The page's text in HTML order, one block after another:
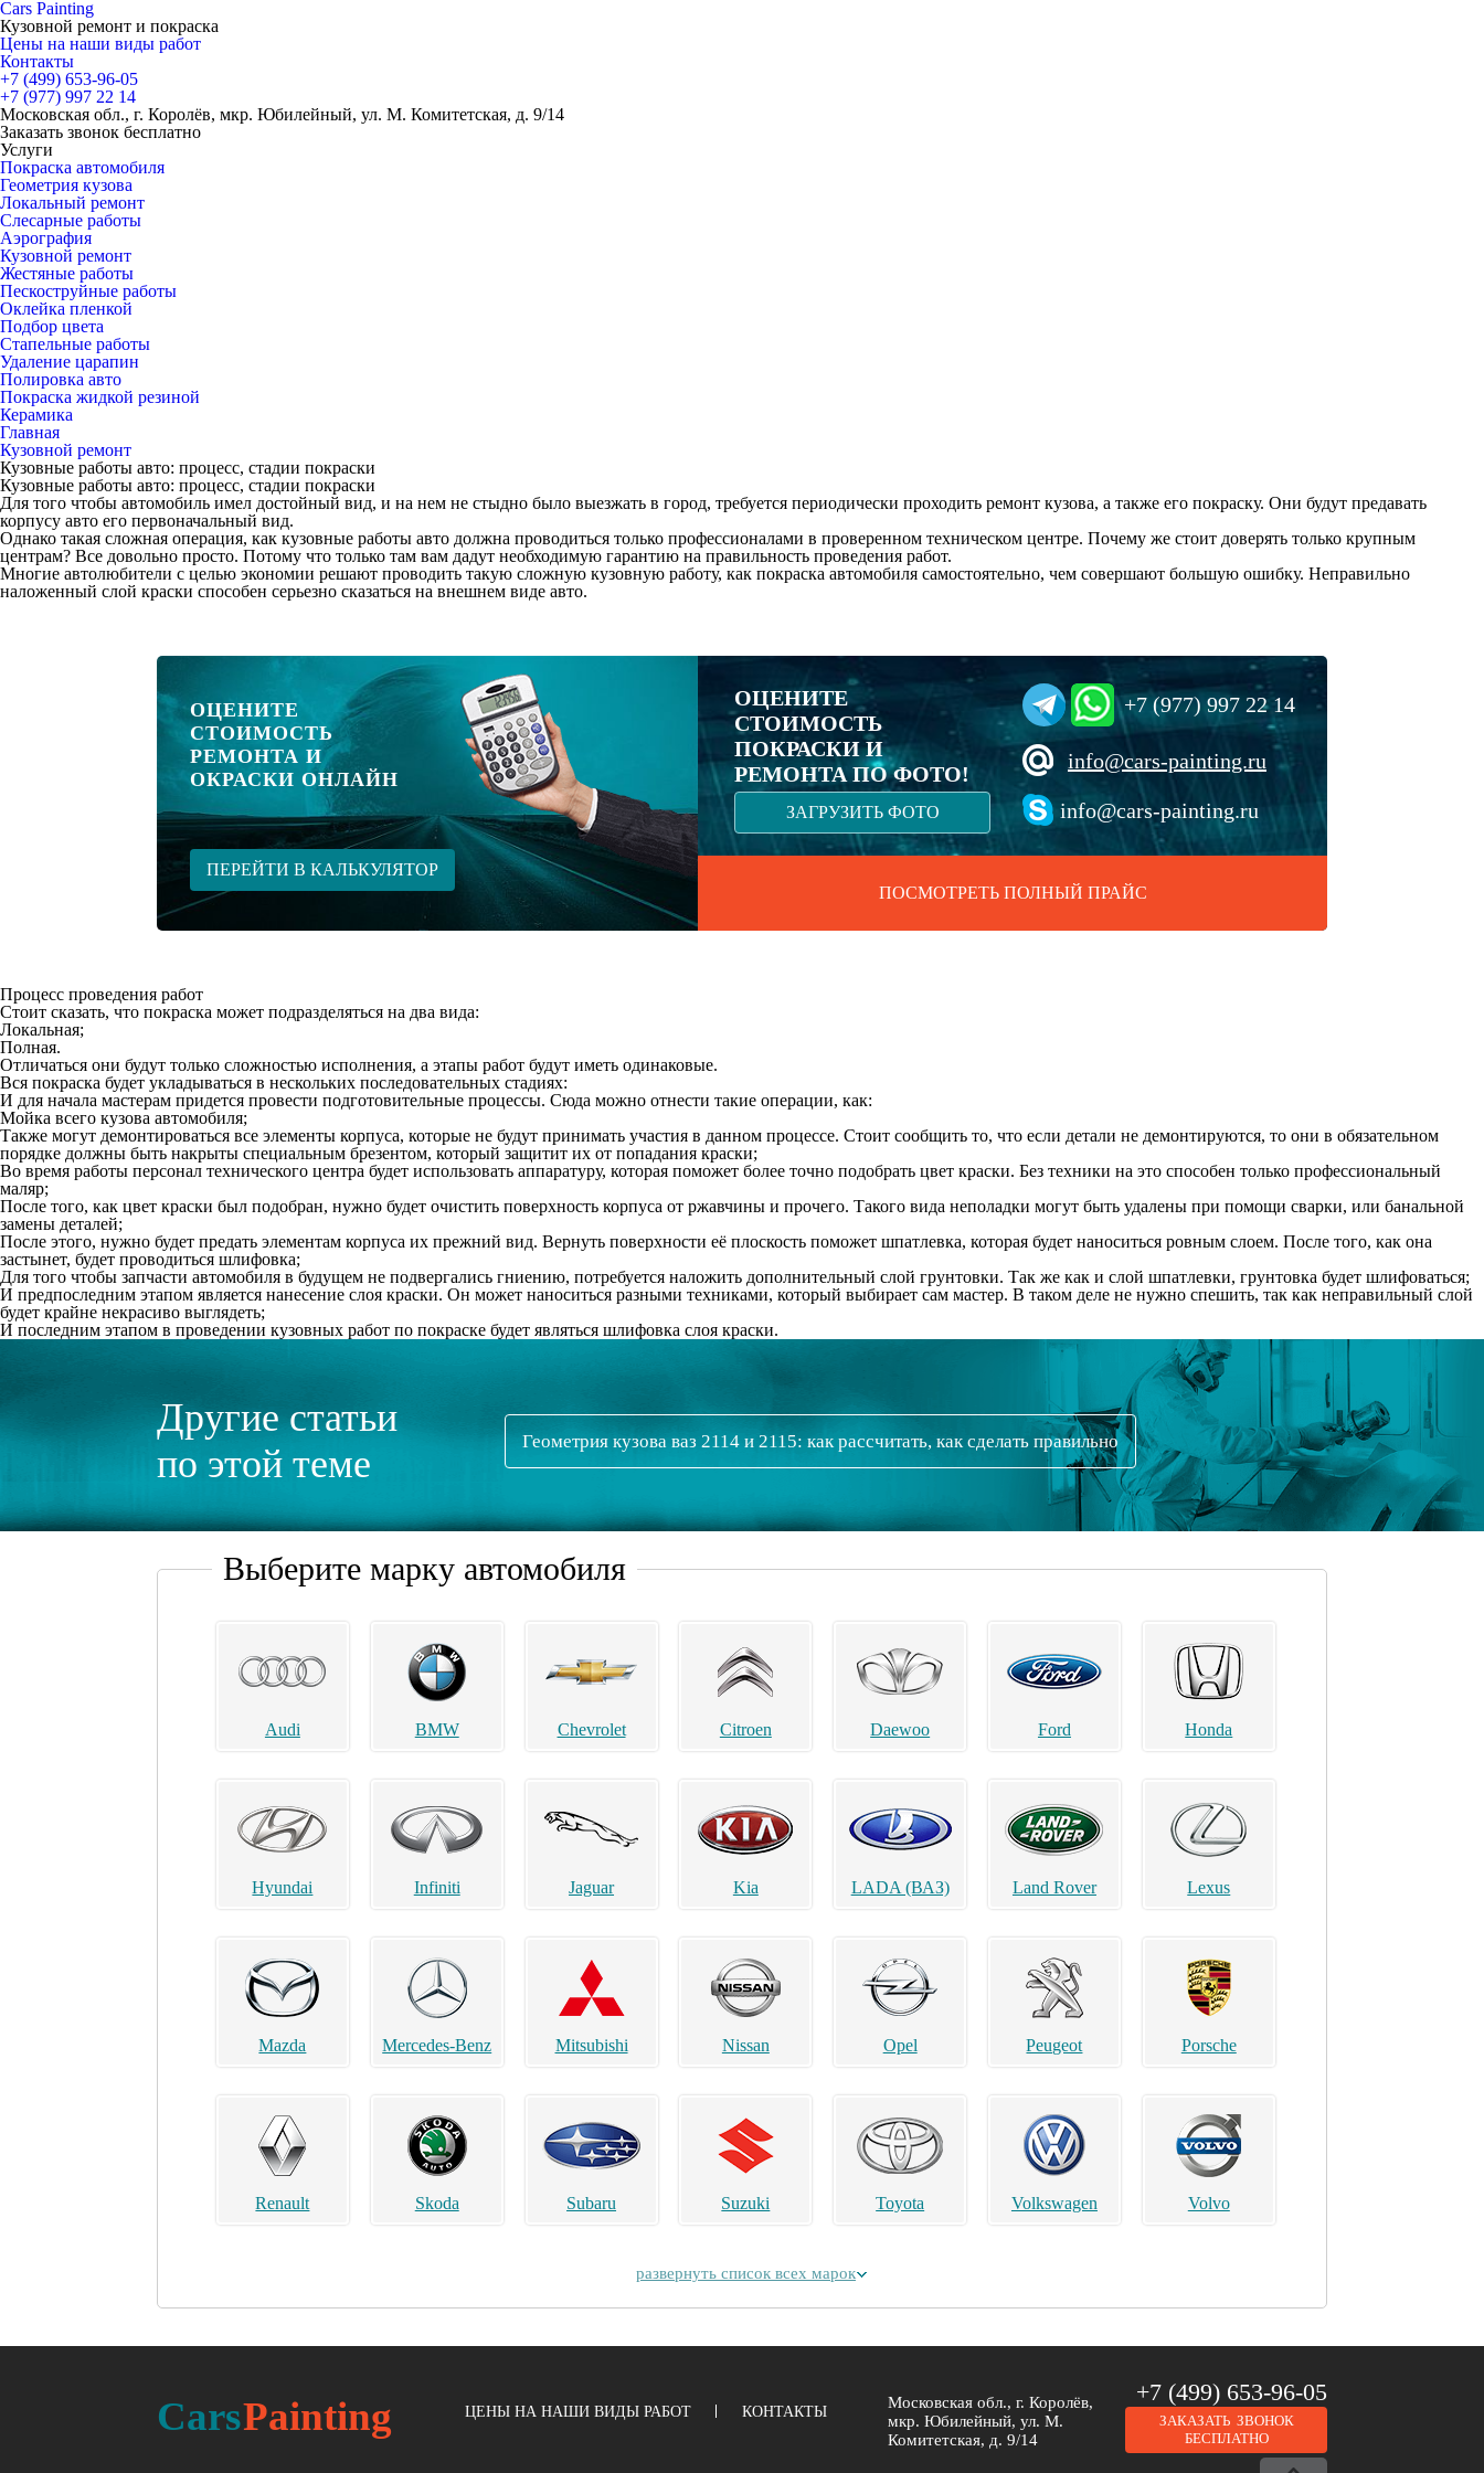
Cars Painting
Кузовной ремонт и покраска
Цены на наши виды работ
Контакты
+7 (499) 653-96-05
+7 (977) 997 22 14
Московская обл., г. Королёв, мкр. Юбилейный, ул. М. Комитетская, д. 9/14
Заказать звонок бесплатно
Услуги
Покраска автомобиля
Геометрия кузова
Локальный ремонт
Слесарные работы
Аэрография
Кузовной ремонт
Жестяные работы
Пескоструйные работы
Оклейка пленкой
Подбор цвета
Стапельные работы
Удаление царапин
Полировка авто
Покраска жидкой резиной
Керамика
Главная
Кузовной ремонт
Кузовные работы авто: процесс, стадии покраски
Кузовные работы авто: процесс, стадии покраски
Для того чтобы автомобиль имел достойный вид, и на нем не стыдно было выезжать в город, требуется периодически проходить ремонт кузова, а также его покраску. Они будут предавать
корпусу авто его первоначальный вид.
Однако такая сложная операция, как кузовные работы авто должна проводиться только профессионалами в проверенном техническом центре. Почему же стоит доверять только крупным
центрам? Все довольно просто. Потому что только там вам дадут необходимую гарантию на правильность проведения работ.
Многие автолюбители с целью экономии решают проводить такую сложную кузовную работу, как покраска автомобиля самостоятельно, чем совершают большую ошибку. Неправильно
наложенный слой краски способен серьезно сказаться на внешнем виде авто.
ОЦЕНИТЕ
СТОИМОСТЬ
РЕМОНТА И
ОКРАСКИ ОНЛАЙН
ПЕРЕЙТИ В КАЛЬКУЛЯТОР
ОЦЕНИТЕ
СТОИМОСТЬ
ПОКРАСКИ И
РЕМОНТА ПО ФОТО!
ЗАГРУЗИТЬ ФОТО
+7 (977) 997 22 14
info@cars-painting.ru
info@cars-painting.ru
ПОСМОТРЕТЬ ПОЛНЫЙ ПРАЙС
Процесс проведения работ
Стоит сказать, что покраска может подразделяться на два вида:
Локальная;
Полная.
Отличаться они будут только сложностью исполнения, а этапы работ будут иметь одинаковые.
Вся покраска будет укладываться в нескольких последовательных стадиях:
И для начала мастерам придется провести подготовительные процессы. Сюда можно отнести такие операции, как:
Мойка всего кузова автомобиля;
Также могут демонтироваться все элементы корпуса, которые не будут принимать участия в данном процессе. Стоит сообщить то, что если детали не демонтируются, то они в обязательном
порядке должны быть накрыты специальным брезентом, который защитит их от попадания краски;
Во время работы персонал технического центра будет использовать аппаратуру, которая поможет более точно подобрать цвет краски. Без техники на это способен только профессиональный
маляр;
После того, как цвет краски был подобран, нужно будет очистить поверхность корпуса от ржавчины и прочего. Такого вида неполадки могут быть удалены при помощи сварки, или банальной
замены деталей;
После этого, нужно будет предать элементам корпуса их прежний вид. Вернуть поверхности её плоскость поможет шпатлевка, которая будет наноситься ровным слоем. После того, как она
застынет, будет проводиться шлифовка;
Для того чтобы запчасти автомобиля в будущем не подвергались гниению, потребуется наложить дополнительный слой грунтовки. Так же как и слой шпатлевки, грунтовка будет шлифоваться;
И предпоследним этапом является нанесение слоя краски. Он может наноситься разными техниками, который выбирает сам мастер. В таком деле не нужно спешить, так как неправильный слой
будет крайне некрасиво выглядеть;
И последним этапом в проведении кузовных работ по покраске будет являться шлифовка слоя краски.
Другие статьи
по этой теме
Геометрия кузова ваз 2114 и 2115: как рассчитать, как сделать правильно
Выберите марку автомобиля
Audi BMW Chevrolet Citroen Daewoo Ford Honda
Hyundai Infiniti Jaguar Kia LADA (ВАЗ) Land Rover Lexus
Mazda Mercedes-Benz Mitsubishi Nissan Opel Peugeot Porsche
Renault Skoda Subaru Suzuki Toyota Volkswagen Volvo
развернуть список всех марок
CarsPainting ЦЕНЫ НА НАШИ ВИДЫ РАБОТ КОНТАКТЫ
Московская обл., г. Королёв,
мкр. Юбилейный, ул. М.
Комитетская, д. 9/14
+7 (499) 653-96-05
ЗАКАЗАТЬ ЗВОНОК
БЕСПЛАТНО